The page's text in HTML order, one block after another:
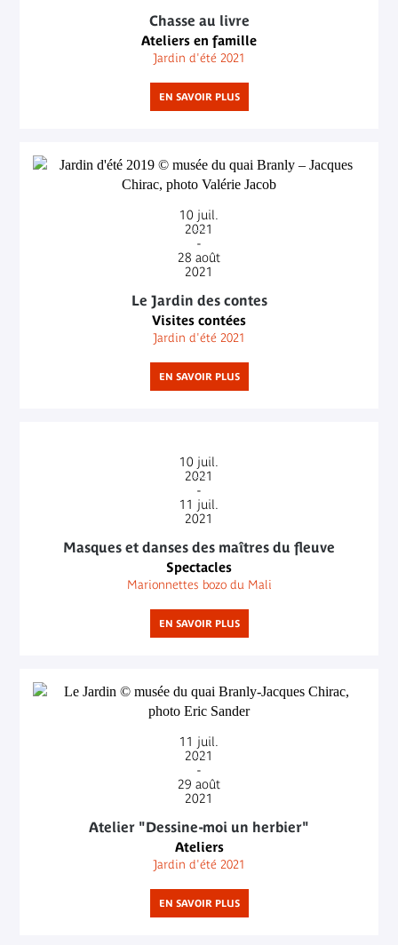
Chasse au livre
Ateliers en famille
Jardin d'été 2021
EN SAVOIR PLUS
10 juil.
2021
-
28 août
2021
Le Jardin des contes
Visites contées
Jardin d'été 2021
EN SAVOIR PLUS
10 juil.
2021
-
11 juil.
2021
Masques et danses des maîtres du fleuve
Spectacles
Marionnettes bozo du Mali
EN SAVOIR PLUS
11 juil.
2021
-
29 août
2021
Atelier "Dessine-moi un herbier"
Ateliers
Jardin d'été 2021
EN SAVOIR PLUS